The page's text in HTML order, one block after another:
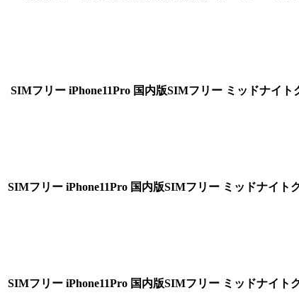
SIMフリー iPhone11Pro 国内版SIMフリー ミッドナイト
SIMフリー iPhone11Pro 国内版SIMフリー ミッドナイト
SIMフリー iPhone11Pro 国内版SIMフリー ミッドナイト